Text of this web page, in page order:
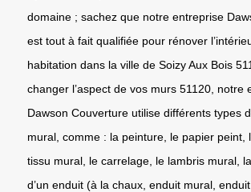
domaine ; sachez que notre entreprise
est tout à fait qualifiée pour rénover
habitation dans la ville de Soizy Aux Bois
changer l’aspect de vos murs 51120, notre
Dawson Couverture utilise différents types
mural, comme : la peinture, le papier peint,
tissu mural, le carrelage, le lambris mural,
d’un enduit (à la chaux, enduit mural,